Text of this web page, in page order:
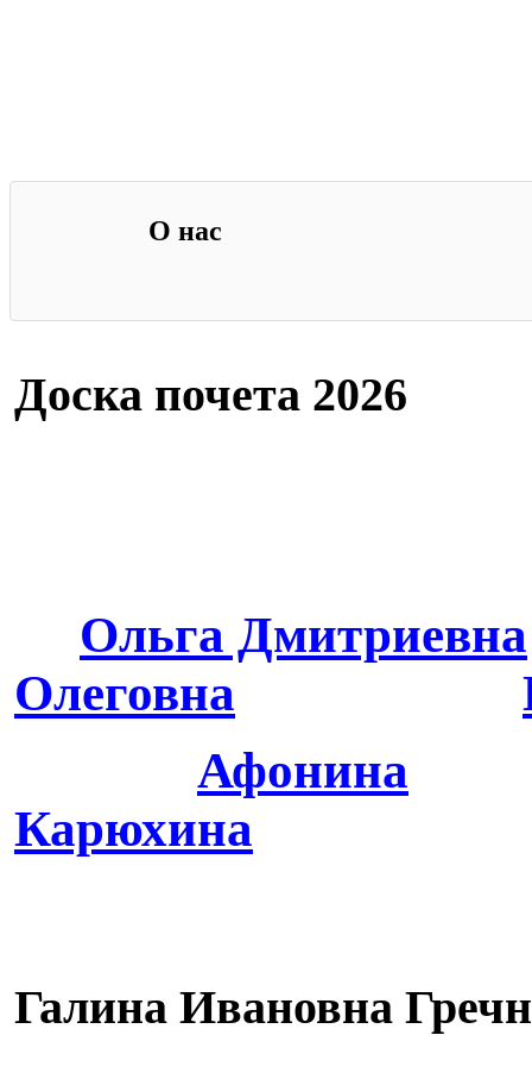
О нас
Доска почета 2026
Ольга Дмитриевна
Олеговна
Афонина
Карюхина
Галина Ивановна